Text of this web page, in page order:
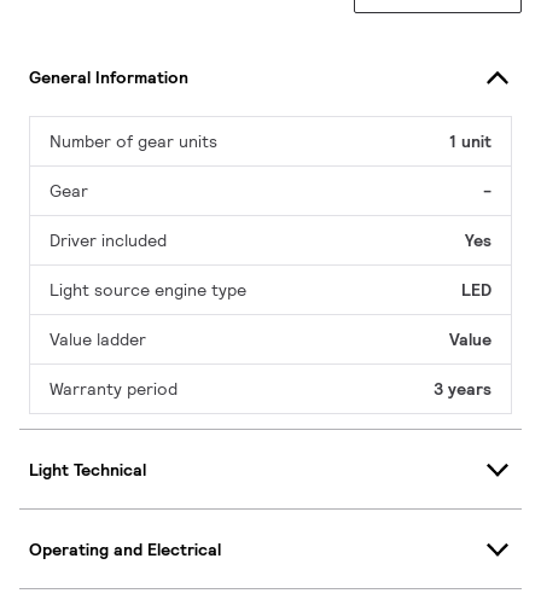
General Information
Number of gear units 1 unit
Gear -
Driver included Yes
Light source engine type LED
Value ladder Value
Warranty period 3 years
Light Technical
Operating and Electrical